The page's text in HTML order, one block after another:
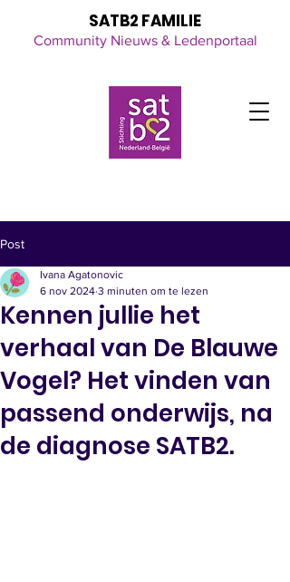
for all the latest updates
SATB2 FAMILIE
Community Nieuws & Ledenportaal
Post
Kennen jullie het
verhaal van De Blauwe
Vogel? Het vinden van
passend onderwijs, na
de diagnose SATB2.
Ivana Agatonovic
6 nov 2024 3 minuten om te lezen